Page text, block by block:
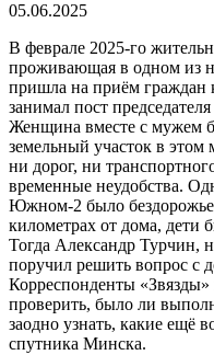
05.06.2025
В феврале 2025-го
проживающая в одном из
пришла на приём граждан
занимал пост
Женщина вместе с мужем
земельный участок в
ни дорог, ни
временные неудобства.
Южном-2 было
километрах от дома,
Тогда Александр Турчин,
поручил решить вопрос с
Корреспонденты
проверить, было ли
заодно узнать, какие ещё
спутника Минска.